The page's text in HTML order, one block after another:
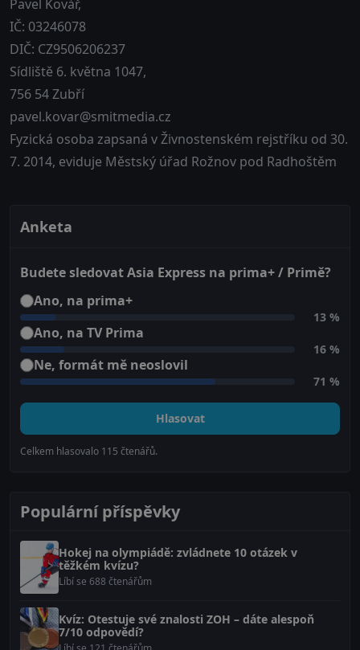
Pavel Kovář,
IČ: 03246078
DIČ: CZ9506206237
Sídliště 6. května 1047,
756 54 Zubří
pavel.kovar@smitmedia.cz
Fyzická osoba zapsaná v Živnostenském rejstříku od 30.
7. 2014, eviduje Městský úřad Rožnov pod Radhoštěm
Anketa
Budete sledovat Asia Express na prima+ / Primě?
Ano, na prima+
13 %
Ano, na TV Prima
16 %
Ne, formát mě neoslovil
71 %
Hlasovat
Celkem hlasovalo 115 čtenářů.
Populární příspěvky
Hokej na olympiádě: zvládnete 10 otázek v
těžkém kvízu?
Líbí se 688 čtenářům
Kvíz: Otestuje své znalosti ZOH – dáte alespoň
7/10 odpovědí?